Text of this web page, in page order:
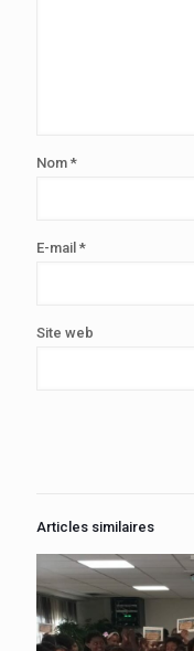
Nom *
E-mail *
Site web
Articles similaires